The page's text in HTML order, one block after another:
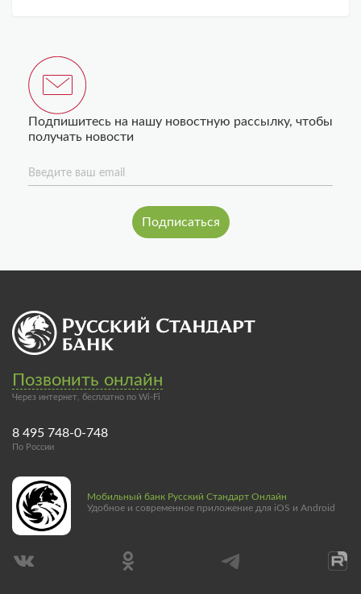
Подпишитесь на нашу новостную рассылку, чтобы
получать новости
Введите ваш email
Позвонить онлайн
Через интернет, бесплатно по Wi-Fi
8 495 748-0-748
По России
Мобильный банк Русский Стандарт Онлайн
Удобное и современное приложение для iOS и Android